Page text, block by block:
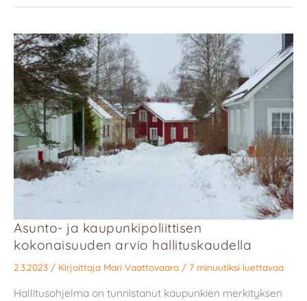
Asunto- ja kaupunkipoliittisen
kokonaisuuden arvio hallituskaudella
2.3.2023 / Kirjoittaja Mari Vaattovaara / 7 minuutiksi luettavaa
Hallitusohjelma on tunnistanut kaupunkien merkityksen